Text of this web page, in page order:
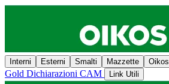
Interni Esterni Smalti Mazzette Oikos
Gold Dichiarazioni CAM Link Utili